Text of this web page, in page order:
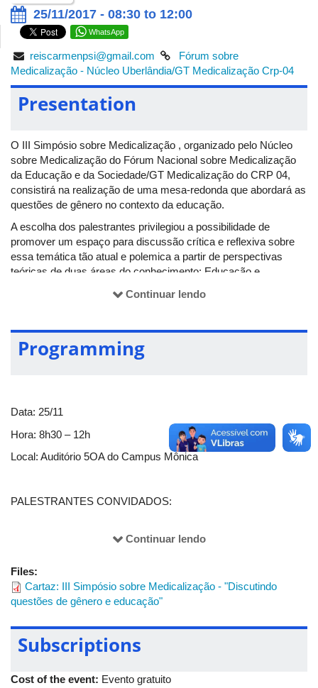
25/11/2017 - 08:30 to 12:00
WhatsApp
reiscarmenpsi@gmail.com
Fórum sobre
Medicalização - Núcleo Uberlândia/GT Medicalização Crp-04
Presentation
O III Simpósio sobre Medicalização , organizado pelo Núcleo
sobre Medicalização do Fórum Nacional sobre Medicalização
da Educação e da Sociedade/GT Medicalização do CRP 04,
consistirá na realização de uma mesa-redonda que abordará as
questões de gênero no contexto da educação.
A escolha dos palestrantes privilegiou a possibilidade de
promover um espaço para discussão crítica e reflexiva sobre
essa temática tão atual e polemica a partir de perspectivas
teóricas de duas áreas do conhecimento: Educação e
estudantes e interessados no avanço de ações de
Continuar lendo
Programming
Data: 25/11
Hora: 8h30 – 12h
Local: Auditório 5OA do Campus Mônica
PALESTRANTES CONVIDADOS:
JOÃO HENRIQUE BORGES BENTO
Psicólogo social, coordenador do Grupo de Trabalho Regional
de Gênero e Diversidade Sexual do CRP-MG Subsede
Triângulo Mineiro, presidente da Associação das(os)
Referência de Assistência Social - CRAS "Francisco Duarte" no
município de Araxá, ativista LGBT e dos direitos humanos
Continuar lendo
Files:
Cartaz: III Simpósio sobre Medicalização - "Discutindo
questões de gênero e educação"
Subscriptions
Cost of the event: Evento gratuito